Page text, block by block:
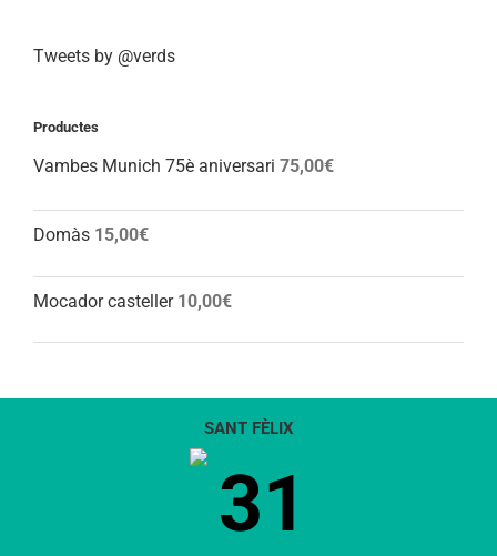
Tweets by @verds
Productes
Vambes Munich 75è aniversari 75,00€
Domàs 15,00€
Mocador casteller 10,00€
SANT FÈLIX
31